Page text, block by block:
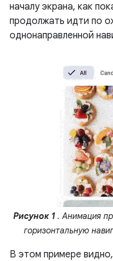
началу экрана, как
продолжать идти по
однонаправленной
Рисунок 1 . Анимация
горизонтальную
В этом примере